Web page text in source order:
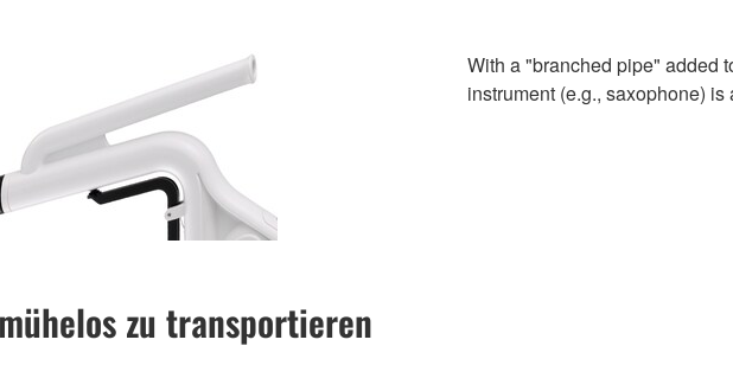
With a "branched pipe" added
instrument (e.g., saxophone)
zu transportieren